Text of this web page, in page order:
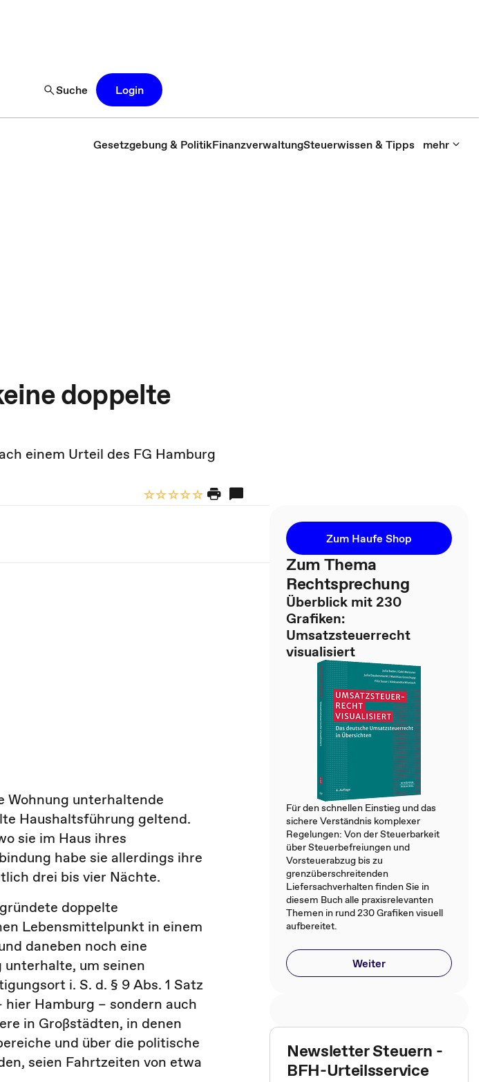
Suche Login
Gesetzgebung & PolitikFinanzverwaltungSteuerwissen & Tipps mehr
doppelte
einem Urteil des FG Hamburg
Wohnung unterhaltende
Haushaltsführung geltend.
sie im Haus ihres
habe sie allerdings ihre
drei bis vier Nächte.
doppelte
Lebensmittelpunkt in einem
daneben noch eine
um seinen
i. S. d. § 9 Abs. 1 Satz
Hamburg – sondern auch
in Großstädten, in denen
und über die politische
seien Fahrtzeiten von etwa
Zum Haufe Shop
Zum Thema
Rechtsprechung
Überblick mit 230
Grafiken:
Umsatzsteuerrecht
visualisiert
Für den schnellen Einstieg und das
sichere Verständnis komplexer
Regelungen: Von der Steuerbarkeit
über Steuerbefreiungen und
Vorsteuerabzug bis zu
grenzüberschreitenden
Liefersachverhalten finden Sie in
diesem Buch alle praxisrelevanten
Themen in rund 230 Grafiken visuell
aufbereitet.
Weiter
Newsletter Steuern -
BFH-Urteilsservice